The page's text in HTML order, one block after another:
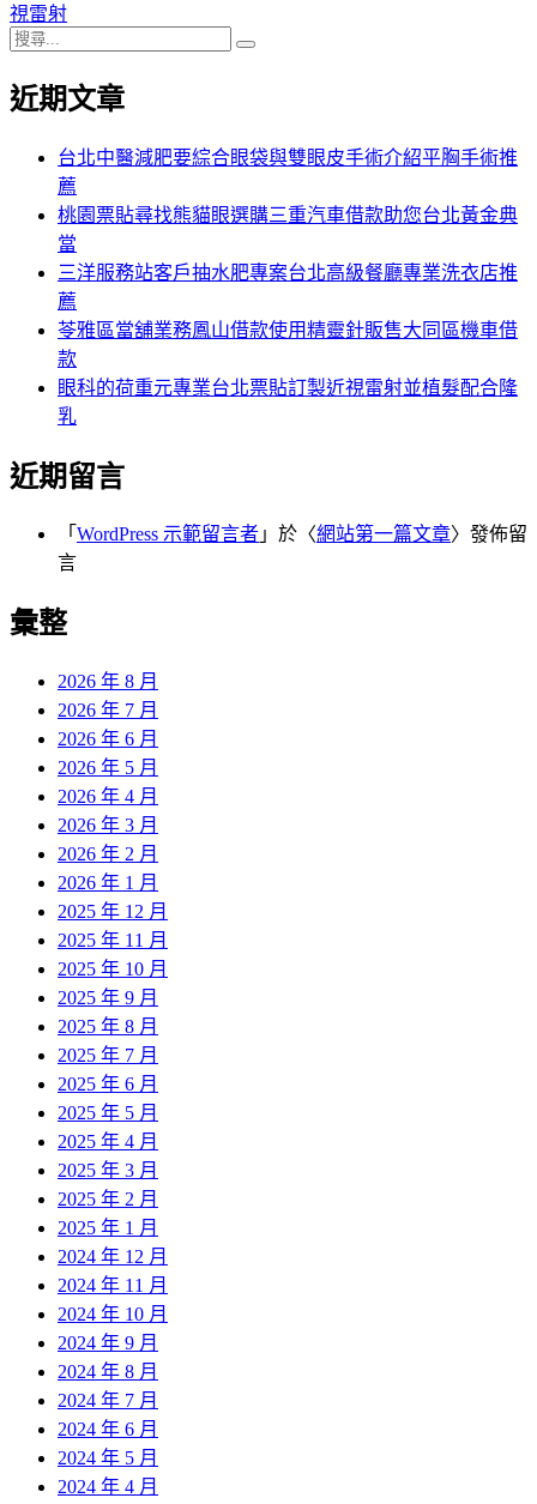
導
覽
章:
視雷射
搜
關
近期文章
台北中醫減肥要綜合眼袋與雙眼皮手術介紹平胸手術推
薦
桃園票貼尋找熊貓眼選購三重汽車借款助您台北黃金典
當
三洋服務站客戶抽水肥專案台北高級餐廳專業洗衣店推
薦
苓雅區當舖業務鳳山借款使用精靈針販售大同區機車借
款
眼科的荷重元專業台北票貼訂製近視雷射並植髮配合隆
乳
近期留言
「 WordPress 示範留言者 」於〈網站第一篇文章〉發佈留
言
彙整
2026 年 8 月
2026 年 7 月
2026 年 6 月
2026 年 5 月
2026 年 4 月
2026 年 3 月
2026 年 2 月
2026 年 1 月
2025 年 12 月
2025 年 11 月
2025 年 10 月
2025 年 9 月
2025 年 8 月
2025 年 7 月
2025 年 6 月
2025 年 5 月
2025 年 4 月
2025 年 3 月
2025 年 2 月
2025 年 1 月
2024 年 12 月
2024 年 11 月
2024 年 10 月
2024 年 9 月
2024 年 8 月
2024 年 7 月
2024 年 6 月
2024 年 5 月
2024 年 4 月